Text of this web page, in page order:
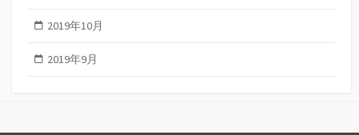
2019年10月
2019年9月